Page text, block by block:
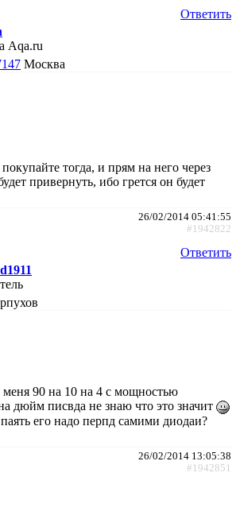
Ответить
Aqa.ru
Москва
тогда, и прям на него через
привернуть, ибо грется он будет
26/02/2014 05:41:55
#1942822
Ответить
меня 90 на 10 на 4 с мощностью
дюйм писвда не знаю что это значит
его надо перпд самими диодаи?
26/02/2014 13:05:38
#1942851